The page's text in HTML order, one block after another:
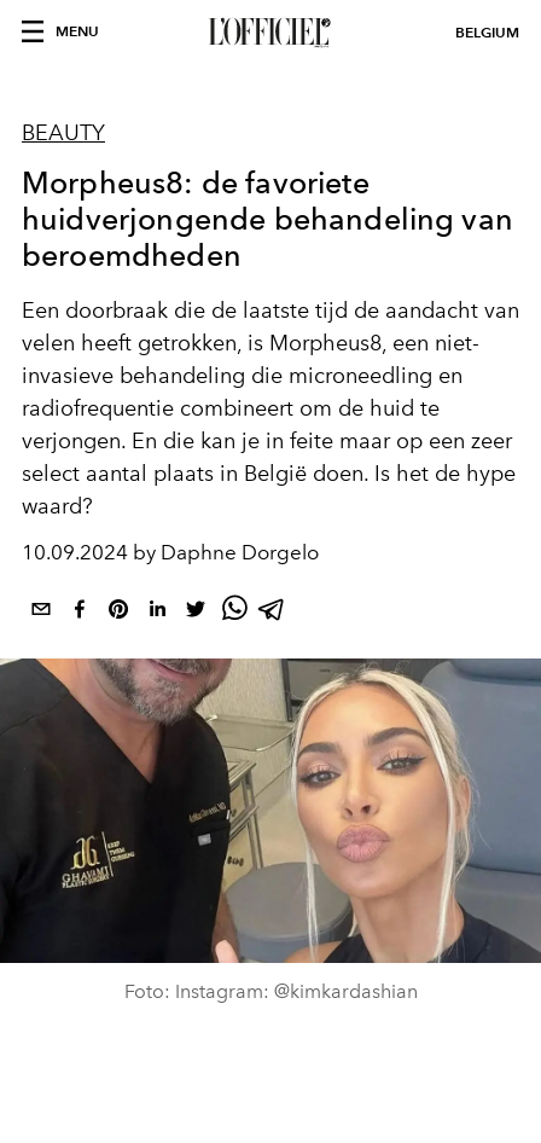
MENU BELGIUM
BEAUTY
Morpheus8: de favoriete
huidverjongende behandeling van
beroemdheden
Een doorbraak die de laatste tijd de aandacht van
velen heeft getrokken, is Morpheus8, een niet-
invasieve behandeling die microneedling en
radiofrequentie combineert om de huid te
verjongen. En die kan je in feite maar op een zeer
select aantal plaats in België doen. Is het de hype
waard?
10.09.2024 by Daphne Dorgelo
Foto: Instagram: @kimkardashian